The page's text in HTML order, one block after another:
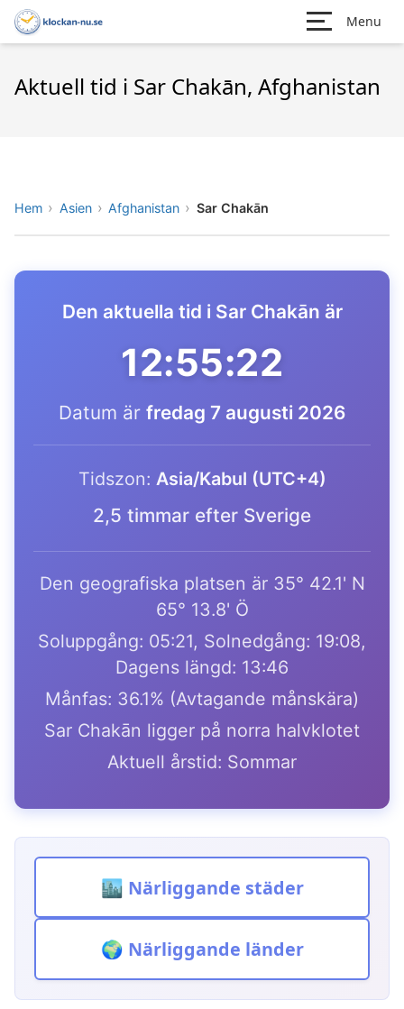
Menu
Aktuell tid i Sar Chakān, Afghanistan
Hem Asien Afghanistan Sar Chakān
Den aktuella tid i Sar Chakān är
12:55:22
Datum är fredag 7 augusti 2026
Tidszon: Asia/Kabul (UTC+4)
2,5 timmar efter Sverige
Den geografiska platsen är 35° 42.1' N
65° 13.8' Ö
Soluppgång: 05:21, Solnedgång: 19:08,
Dagens längd: 13:46
Månfas: 36.1% (Avtagande månskära)
Sar Chakān ligger på norra halvklotet
Aktuell årstid: Sommar
🏙️ Närliggande städer
🌍 Närliggande länder